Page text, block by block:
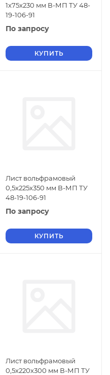
1х75х230 мм В-МП ТУ 48-
19-106-91
По запросу
КУПИТЬ
Лист вольфрамовый
0,5х225х350 мм В-МП ТУ
48-19-106-91
По запросу
КУПИТЬ
Лист вольфрамовый
0,5х220х300 мм В-МП ТУ